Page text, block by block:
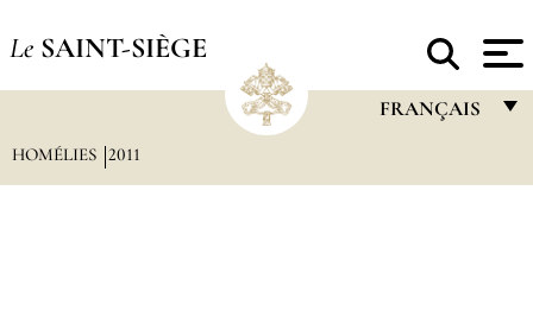
Le SAINT-SIÈGE
FRANÇAIS
HOMÉLIES 2011